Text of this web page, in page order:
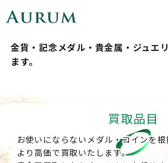
金貨・記念メダル・貴金属・ジュエ
ます。
買取品目
お使いにならないメダル・コインを
より高価で買取いたします。